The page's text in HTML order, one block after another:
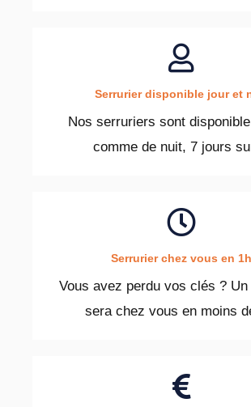
Serrurier disponible jour et
Nos serruriers sont
comme de nuit, 7 jours
Serrurier chez vous en 1h
Vous avez perdu vos clés ?
sera chez vous en moins